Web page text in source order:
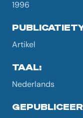
1996
Artikel
TAAL:
Nederlands